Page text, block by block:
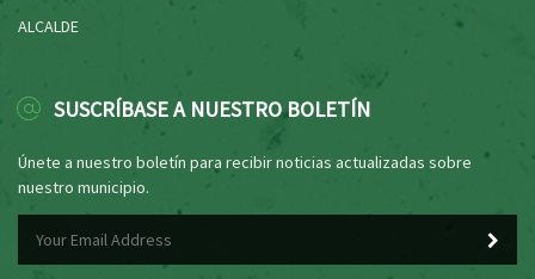
ALCALDE
SUSCRÍBASE A NUESTRO BOLETÍN
Únete a nuestro boletín para recibir noticias actualizadas sobre
nuestro municipio.